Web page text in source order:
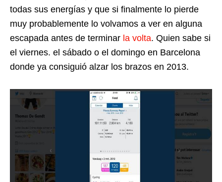
todas sus energías y que si finalmente lo pierde
muy probablemente lo volvamos a ver en alguna
escapada antes de terminar la volta. Quien sabe si
el viernes. el sábado o el domingo en Barcelona
donde ya consiguió alzar los brazos en 2013.